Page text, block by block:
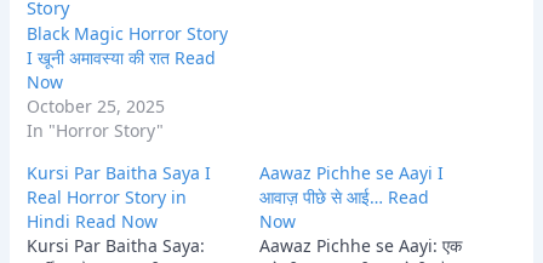
Black Magic Horror Story
I खूनी अमावस्या की रात Read
Now
October 25, 2025
In "Horror Story"
Kursi Par Baitha Saya I
Real Horror Story in
Hindi Read Now
Kursi Par Baitha Saya:
Aawaz Pichhe se Aayi I
आवाज़ पीछे से आई… Read
Now
Aawaz Pichhe se Aayi: एक